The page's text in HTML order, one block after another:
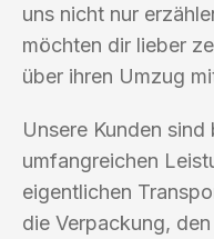
uns nicht nur
möchten dir lieber
über ihren Umzug
Unsere Kunden
umfangreichen
eigentlichen
die Verpackung,